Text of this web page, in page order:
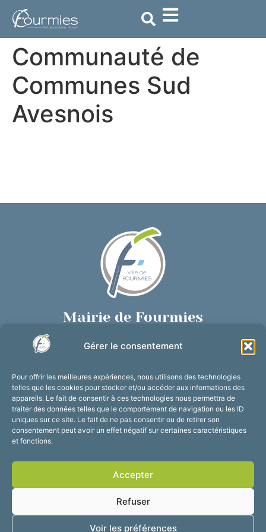
Gérer le consentement
Pour offrir les meilleures expériences, nous utilisons des technologies
telles que les cookies pour stocker et/ou accéder aux informations des
appareils. Le fait de consentir à ces technologies nous permettra de
traiter des données telles que le comportement de navigation ou les ID
uniques sur ce site. Le fait de ne pas consentir ou de retirer son
consentement peut avoir un effet négatif sur certaines caractéristiques
et fonctions.
Accepter
Refuser
Voir les préférences
principal
Communauté de
Communes Sud
Avesnois
Mairie de Fourmies
03 27 59 69 79
Horaires d’ouverture
Du lundi au vendredi :
de 8h30 à 12h et de 13h30 à 17h30
Suivez-nous !
Accessibilité
Mentions légales
2025 © Propulsé par